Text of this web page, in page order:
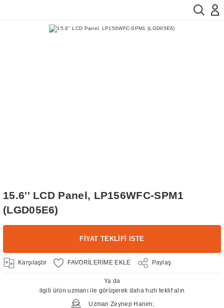
15.6'' LCD Panel, LP156WFC-SPM1
(LGD05E6)
FİYAT TEKLİFİ İSTE
Karşılaştır Paylaş
Ya da
ilgili ürün uzmanı ile görüşerek daha hızlı teklif alın
Uzman Zeynep Hanım;